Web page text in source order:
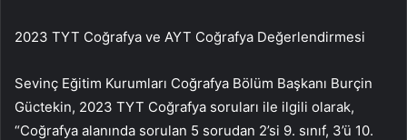
2023 TYT Coğrafya ve AYT Coğrafya Değerlendirmesi
Sevinç Eğitim Kurumları Coğrafya Bölüm Başkanı Burçin
Güctekin, 2023 TYT Coğrafya soruları ile ilgili olarak,
“Coğrafya alanında sorulan 5 sorudan 2’si 9. sınıf, 3’ü 10.